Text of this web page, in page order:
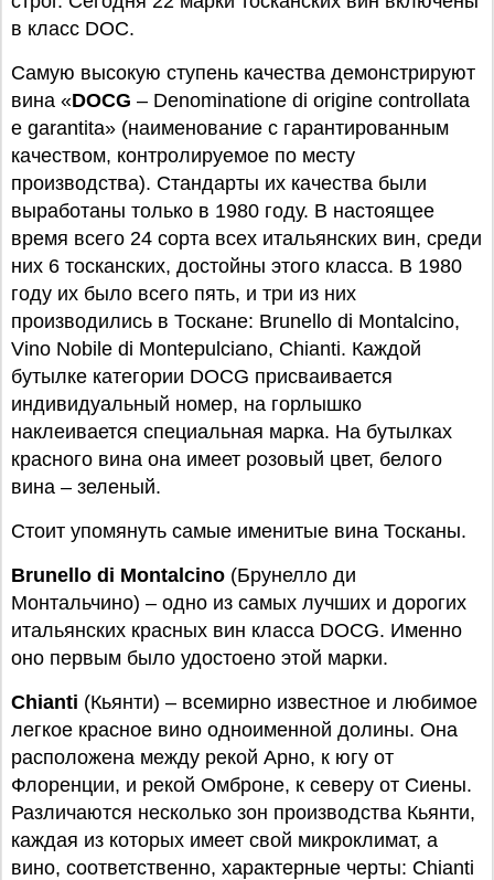
в класс DOC.
Самую высокую ступень качества демонстрируют
вина «DOCG – Denominatione di origine controllata
e garantita» (наименование с гарантированным
качеством, контролируемое по месту
производства). Стандарты их качества были
выработаны только в 1980 году. В настоящее
время всего 24 сорта всех итальянских вин, среди
них 6 тосканских, достойны этого класса. В 1980
году их было всего пять, и три из них
производились в Тоскане: Brunello di Montalcino,
Vino Nobile di Montepulciano, Chianti. Каждой
бутылке категории DOCG присваивается
индивидуальный номер, на горлышко
наклеивается специальная марка. На бутылках
красного вина она имеет розовый цвет, белого
вина – зеленый.
Стоит упомянуть самые именитые вина Тосканы.
Brunello di Montalcino (Брунелло ди
Монтальчино) – одно из самых лучших и дорогих
итальянских красных вин класса DOCG. Именно
оно первым было удостоено этой марки.
Chianti (Кьянти) – всемирно известное и любимое
легкое красное вино одноименной долины. Она
расположена между рекой Арно, к югу от
Флоренции, и рекой Омброне, к северу от Сиены.
Различаются несколько зон производства Кьянти,
каждая из которых имеет свой микроклимат, а
вино, соответственно, характерные черты: Chianti